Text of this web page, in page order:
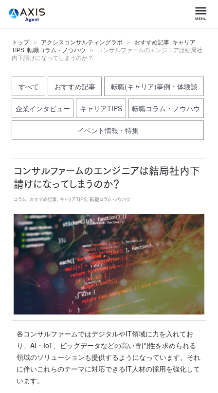
トップ アクシスコンサルティングラボ おすすめ記事, キャリア
TIPS, 転職コラム・ノウハウ
コンサルファームのエンジニアは結局社
内下請けになってしまうのか？
すべて おすすめ記事 転職(キャリア)事例・体験談
企業インタビュー キャリアTIPS 転職コラム・ノウハウ
イベント情報・特集
コンサルファームのエンジニアは結局社内下
請けになってしまうのか？
コラム, おすすめ記事, キャリアTIPS, 転職コラム・ノウハウ
各コンサルファームではデジタルやIT領域に力を入れてお
り、AI・IoT、ビッグデータなどの高い専門性を求められる
領域のソリューションも提供するようになっています。それ
に伴いこれらのテーマに対応できるIT人材の採用を強化して
います。